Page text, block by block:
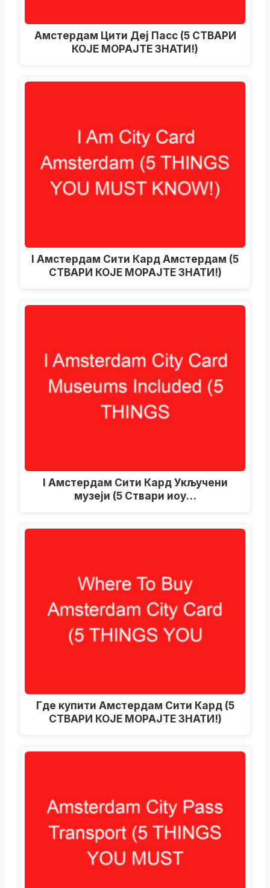
Амстердам Цити Деј Пасс (5 СТВАРИ
КОЈЕ МОРАЈТЕ ЗНАТИ!)
I Амстердам Сити Кард Амстердам (5
СТВАРИ КОЈЕ МОРАЈТЕ ЗНАТИ!)
I Амстердам Сити Кард Укључени
музеји (5 Ствари иоу…
Где купити Амстердам Сити Кард (5
СТВАРИ КОЈЕ МОРАЈТЕ ЗНАТИ!)